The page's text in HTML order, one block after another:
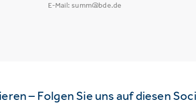
E-Mail: summ@bde.de
– Folgen Sie uns auf diesen